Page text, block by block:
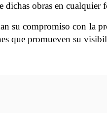
dichas obras en
su compromiso con la
que promueven su